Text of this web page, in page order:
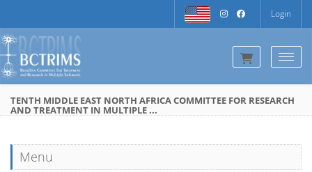
Login
TENTH MIDDLE EAST NORTH AFRICA COMMITTEE FOR RESEARCH
AND TREATMENT IN MULTIPLE ...
Menu